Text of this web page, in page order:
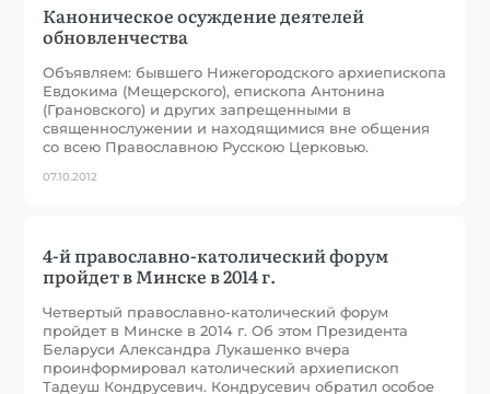
Каноническое осуждение деятелей
обновленчества
Объявляем: бывшего Нижегородского архиепископа
Евдокима (Мещерского), епископа Антонина
(Грановского) и других запрещенными в
священнослужении и находящимися вне общения
со всею Православною Русскою Церковью.
07.10.2012
4-й православно-католический форум
пройдет в Минске в 2014 г.
Четвертый православно-католический форум
пройдет в Минске в 2014 г. Об этом Президента
Беларуси Александра Лукашенко вчера
проинформировал католический архиепископ
Тадеуш Кондрусевич. Кондрусевич обратил особое